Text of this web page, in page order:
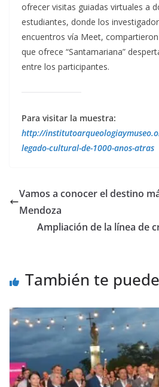
ofrecer visitas guiadas virtuales a
estudiantes, donde los
encuentros vía Meet,
que ofrece “Santamariana”
entre los participantes.
Para visitar la muestra:
http://
legado-cultural-de-1000-anos-atras
Vamos a conocer el destino
Mendoza
Ampliación de la línea de
También te